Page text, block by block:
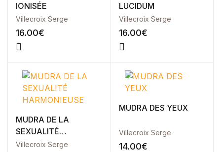
404
About Us
Auteurs
Coming Soon
FAQ
Pricing Table
Terms and Conditions
IONISÉE
Villecroix Serge
16.00€
LUCIDUM
Villecroix Serge
16.00€
MUDRA DE LA
SEXUALITÉ
HARMONIEUSE
Villecroix Serge
MUDRA DES YEUX
Villecroix Serge
14.00€